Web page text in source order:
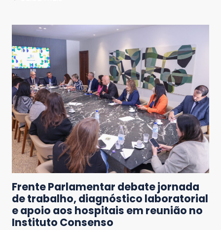
Frente Parlamentar debate jornada
de trabalho, diagnóstico laboratorial
e apoio aos hospitais em reunião no
Instituto Consenso